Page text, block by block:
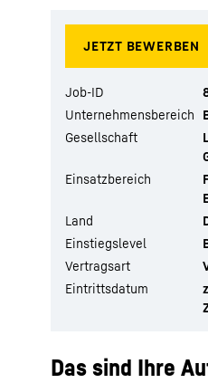
Das sind Ihre
Job-ID
Unternehmensbereich
Gesellschaft
Einsatzbereich
Land
Einstiegslevel
Vertragsart
Eintrittsdatum